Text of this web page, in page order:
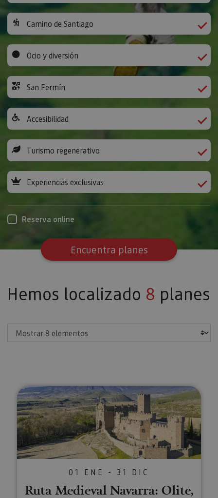
Camino de Santiago
Ocio y diversión
San Fermín
Accesibilidad
Turismo regenerativo
Experiencias exclusivas
Reserva online
Encuentra planes
Hemos localizado 8 planes
Ruta Medieval Navarra: Olite,
01 ENE - 31 DIC
Ruta Medieval Navarra: Olite,